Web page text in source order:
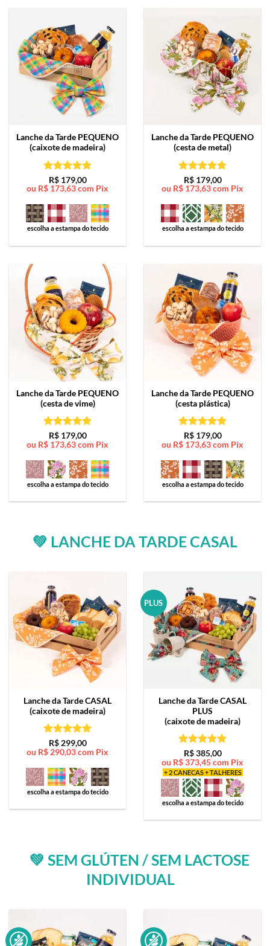
Lanche da Tarde PEQUENO
(caixote de madeira)
Avaliação5
de 5
R$179,00
ou R$ 173,63com Pix
escolha a estampa do tecido
Lanche da Tarde PEQUENO
(cesta de metal)
Avaliação5
de 5
R$179,00
ou R$ 173,63com Pix
escolha a estampa do tecido
Lanche da Tarde PEQUENO
(cesta de vime)
Avaliação5
de 5
R$179,00
ou R$ 173,63com Pix
escolha a estampa do tecido
Lanche da Tarde PEQUENO
(cesta plástica)
Avaliação5
de 5
R$179,00
ou R$ 173,63com Pix
escolha a estampa do tecido
💚 LANCHE DA TARDE CASAL
Lanche da TardeCASAL
(caixote de madeira)
Avaliação5
de 5
R$299,00
ou R$ 290,03com Pix
escolha a estampa do tecido
PLUS
Lanche da TardeCASAL
PLUS
(caixote de madeira)
Avaliação5
de 5
R$385,00
ou R$373,45com Pix
+ 2 CANECAS + TALHERES
escolha a estampa do tecido
💚 SEM GLÚTEN / SEM LACTOSE
INDIVIDUAL